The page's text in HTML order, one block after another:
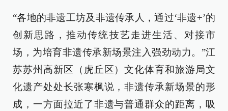
“各地的非遗工坊及非遗传承人，通过‘非遗+’的
创新思路，推动传统技艺走进生活、对接市
场，为培育非遗传承新场景注入强劲动力。”江
苏苏州高新区（虎丘区）文化体育和旅游局文
化遗产处处长张寒枫说，非遗传承新场景的形
成，一方面拉近了非遗与普通群众的距离，吸